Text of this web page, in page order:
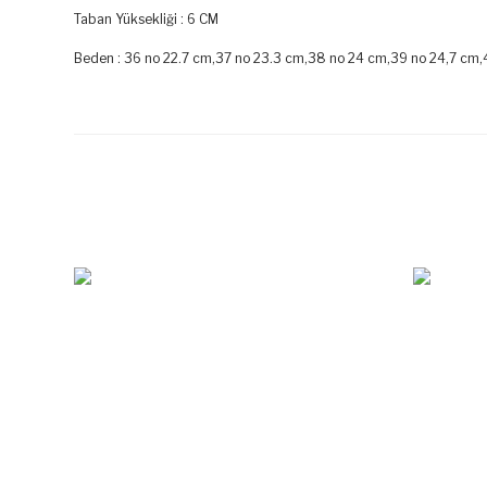
Taban Yüksekliği : 6 CM
Beden : 36 no 22.7 cm,37 no 23.3 cm,38 no 24 cm,39 no 24,7